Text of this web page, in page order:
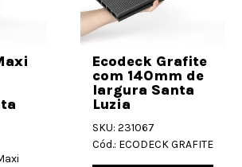
Ecodeck Grafite
com 140mm de
largura Santa
Luzia
SKU: 231067
Cód.: ECODECK GRAFITE